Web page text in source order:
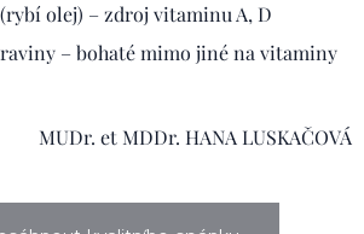
olej) – zdroj vitaminu A, D
– bohaté mimo jiné na vitaminy
MUDr. et MDDr. HANA LUSKAČOVÁ